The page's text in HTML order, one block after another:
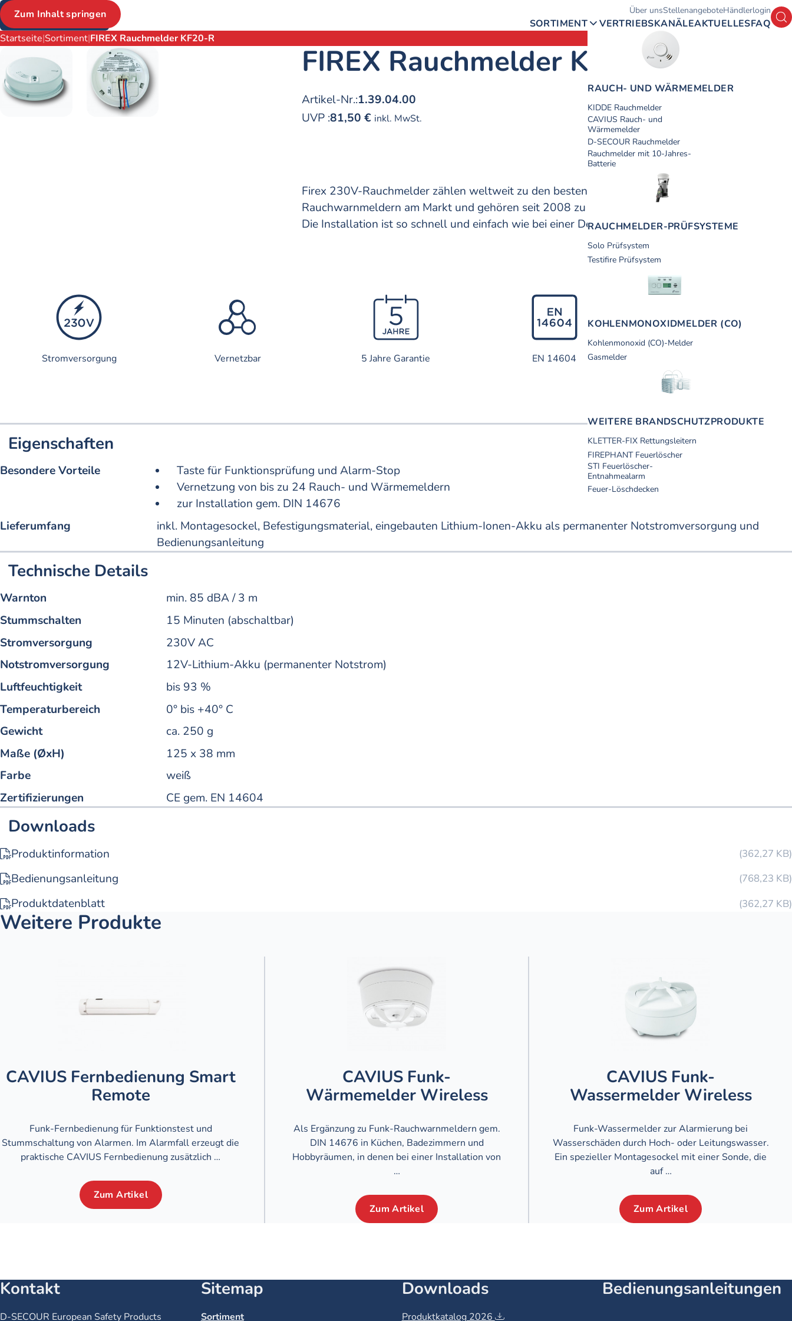
Zum Inhalt springen
SORTIMENT
RAUCH- UND WÄRME­­­MELDER
KIDDE Rauchmelder
CAVIUS Rauch- und
Wärmemelder
D-SECOUR Rauchmelder
Rauchmelder mit 10-Jahres-
Batterie
RAUCH­MELDER-PRÜF­SYSTEME
Solo Prüfsystem
Testifire Prüfsystem
KOHLEN­MONOXID­MELDER (CO)
Kohlenmonoxid (CO)-Melder
Gasmelder
WEITERE BRANDSCHUTZ­PRODUKTE
KLETTER-FIX Rettungsleitern
FIREPHANT Feuerlöscher
STI Feuerlöscher-
Entnahmealarm
Feuer-Löschdecken
VERTRIEBSKANÄLEAKTUELLESFAQ
Über unsStellenangeboteHändlerlogin
Brotkrumen
Startseite Sortiment FIREX Rauchmelder KF20-R
FIREX Rauchmelder KF20-R
Artikel-Nr.:1.39.04.00
UVP :81,50 € inkl. MwSt.
Firex 230V-Rauchmelder zählen weltweit zu den besten und zuverlässigsten
Rauchwarnmeldern am Markt und gehören seit 2008 zu Kidde.
Die Installation ist so schnell und einfach wie bei einer Deckenleuchte.
Stromversorgung Vernetzbar 5 Jahre Garantie EN 14604
Eigenschaften
Besondere Vorteile
Taste für Funktionsprüfung und Alarm-Stop
Vernetzung von bis zu 24 Rauch- und Wärmemeldern
zur Installation gem. DIN 14676
Lieferumfang
inkl. Montagesockel, Befestigungsmaterial, eingebauten Lithium-Ionen-Akku als permanenter Notstromversorgung und
Bedienungsanleitung
Technische Details
Warnton
min. 85 dBA / 3 m
Stummschalten
15 Minuten (abschaltbar)
Stromversorgung
230V AC
Notstromversorgung
12V-Lithium-Akku (permanenter Notstrom)
Luftfeuchtigkeit
bis 93 %
Temperaturbereich
0° bis +40° C
Gewicht
ca. 250 g
Maße (ØxH)
125 x 38 mm
Farbe
weiß
Zertifizierungen
CE gem. EN 14604
Downloads
Produktinformation 362,27 KB
Bedienungsanleitung 768,23 KB
Produktdatenblatt 362,27 KB
Weitere Produkte
CAVIUS Fernbedienung Smart
Remote
Funk-Fernbedienung für Funktionstest und
Stummschaltung von Alarmen. Im Alarmfall erzeugt die
praktische CAVIUS Fernbedienung zusätzlich …
Zum Artikel
CAVIUS Funk-
Wärmemelder Wireless
Als Ergänzung zu Funk-Rauchwarnmeldern gem.
DIN 14676 in Küchen, Badezimmern und
Hobbyräumen, in denen bei einer Installation von
…
Zum Artikel
CAVIUS Funk-
Wassermelder Wireless
Funk-Wassermelder zur Alarmierung bei
Wasserschäden durch Hoch- oder Leitungswasser.
Ein spezieller Montagesockel mit einer Sonde, die
auf …
Zum Artikel
Kontakt
Name
D-SECOUR European Safety Products
Sitemap
Sortiment
Downloads
Produktkatalog 2026
Bedienungsanleitungen